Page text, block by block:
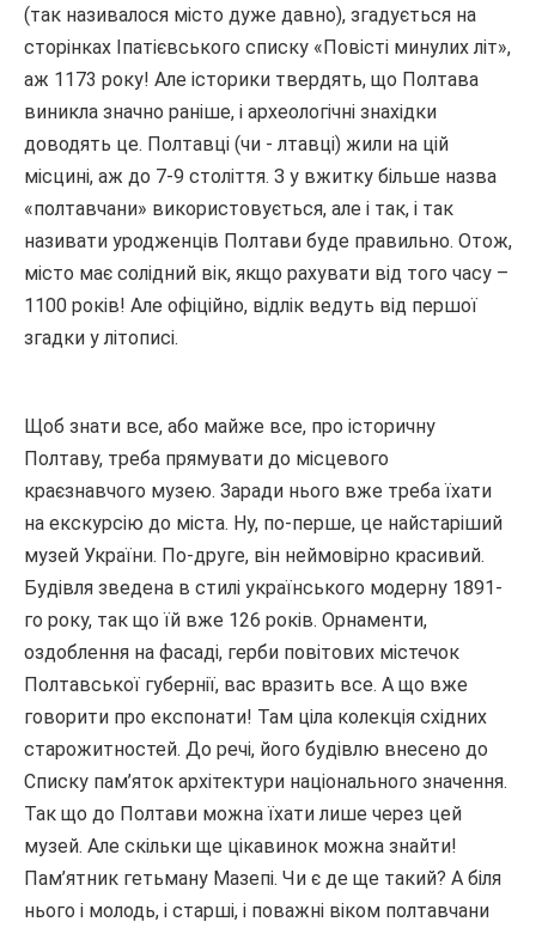
(так називалося місто дуже давно), згадується на
сторінках Іпатієвського списку «Повісті минулих літ»,
аж 1173 року! Але історики твердять, що Полтава
виникла значно раніше, і археологічні знахідки
доводять це. Полтавці (чи - лтавці) жили на цій
місцині, аж до 7-9 століття. З у вжитку більше назва
«полтавчани» використовується, але і так, і так
називати уродженців Полтави буде правильно. Отож,
місто має солідний вік, якщо рахувати від того часу –
1100 років! Але офіційно, відлік ведуть від першої
згадки у літописі.
Щоб знати все, або майже все, про історичну
Полтаву, треба прямувати до місцевого
краєзнавчого музею. Заради нього вже треба їхати
на екскурсію до міста. Ну, по-перше, це найстаріший
музей України. По-друге, він неймовірно красивий.
Будівля зведена в стилі українського модерну 1891-
го року, так що їй вже 126 років. Орнаменти,
оздоблення на фасаді, герби повітових містечок
Полтавської губернії, вас вразить все. А що вже
говорити про експонати! Там ціла колекція східних
старожитностей. До речі, його будівлю внесено до
Списку пам’яток архітектури національного значення.
Так що до Полтави можна їхати лише через цей
музей. Але скільки ще цікавинок можна знайти!
Пам’ятник гетьману Мазепі. Чи є де ще такий? А біля
нього і молодь, і старші, і поважні віком полтавчани